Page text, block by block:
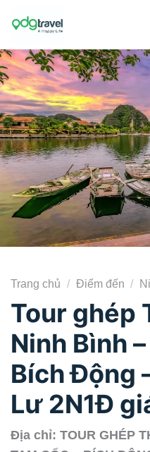
Trang chủ / Điểm đến /
Tour ghép
Ninh Bình
Bích Động
Lư 2N1Đ
Địa chỉ: TOUR GHÉP